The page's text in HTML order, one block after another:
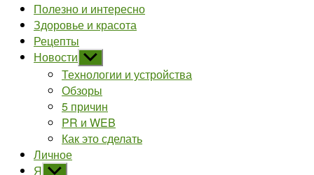
Полезно и интересно
Здоровье и красота
Рецепты
Новости Показывать
подменю
Технологии и устройства
Обзоры
5 причин
PR и WEB
Как это сделать
Личное
Я Показывать